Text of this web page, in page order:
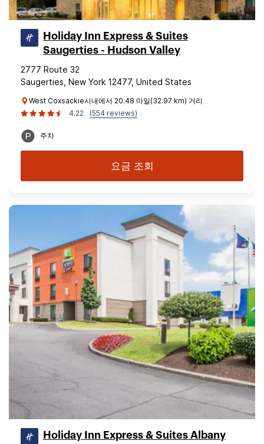
Holiday Inn Express & Suites
Saugerties - Hudson Valley
2777 Route 32
Saugerties, New York 12477, United States
West Coxsackie시내에서 20.48 마일(32.97 km) 거리
4.22
(554 reviews)
주차
요금 조회
Holiday Inn Express & Suites Albany